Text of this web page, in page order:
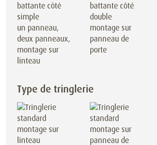
un panneau,
deux panneaux,
montage sur
linteau
montage sur
panneau de
porte
Type de tringlerie